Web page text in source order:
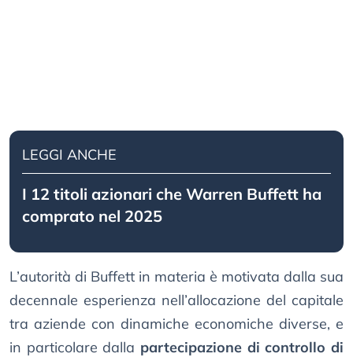
LEGGI ANCHE
I 12 titoli azionari che Warren Buffett ha
comprato nel 2025
L’autorità di Buffett in materia è motivata dalla sua
decennale esperienza nell’allocazione del capitale
tra aziende con dinamiche economiche diverse, e
in particolare dalla partecipazione di controllo di